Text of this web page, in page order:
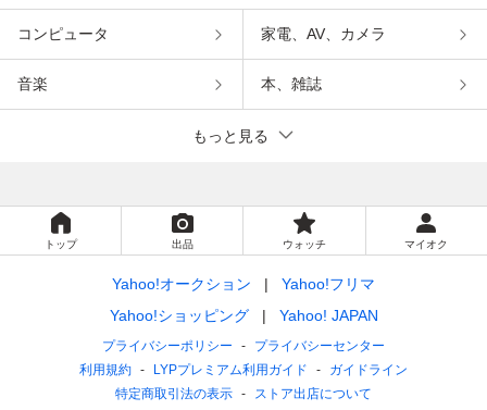
コンピュータ 家電、AV、カメラ
音楽 本、雑誌
もっと見る
トップ 出品 ウォッチ マイオク
Yahoo!オークション
Yahoo!フリマ
Yahoo!ショッピング
Yahoo! JAPAN
プライバシーポリシー
プライバシーセンター
利用規約
LYPプレミアム利用ガイド
ガイドライン
特定商取引法の表示
ストア出店について